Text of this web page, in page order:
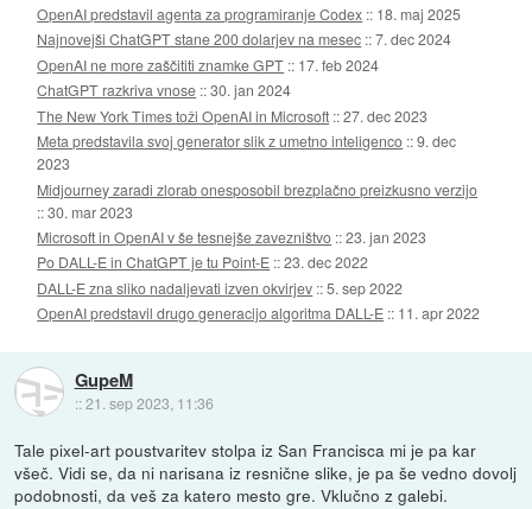
OpenAI predstavil agenta za programiranje Codex :: 18. maj 2025
Najnovejši ChatGPT stane 200 dolarjev na mesec ::7. dec 2024
OpenAI ne more zaščititi znamke GPT :: 17. feb 2024
ChatGPT razkriva vnose ::30. jan 2024
The New York Times toži OpenAI in Microsoft ::27. dec 2023
Meta predstavila svoj generator slik z umetno inteligenco ::9. dec
2023
Midjourney zaradi zlorab onesposobil brezplačno preizkusno verzijo
::30. mar 2023
Microsoft in OpenAI v še tesnejše zavezništvo ::23. jan 2023
Po DALL-E in ChatGPT je tu Point-E ::23. dec 2022
DALL-E zna sliko nadaljevati izven okvirjev ::5. sep 2022
OpenAI predstavil drugo generacijo algoritma DALL-E :: 11. apr 2022
GupeM
::21. sep 2023, 11:36
Tale pixel-art poustvaritev stolpa iz San Francisca mi je pa kar
všeč. Vidi se, da ni narisana iz resnične slike, je pa še vedno dovolj
podobnosti, da veš za katero mesto gre. Vklučno z galebi.